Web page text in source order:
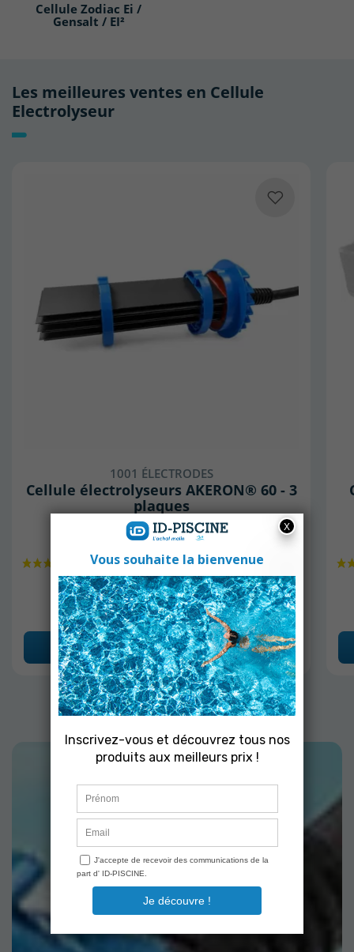
Cellule Zodiac Ei /
Gensalt / EI²
Les meilleures ventes en Cellule
Electrolyseur
1001 ÉLECTRODES
Cellule électrolyseurs AKERON® 60 - 3
plaques
En stock
555,00 €
Ajouter au panier